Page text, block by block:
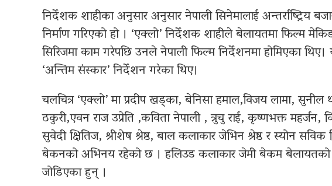
निर्देशक शाहीका अनुसार अनुसार नेपाली सिनेमालाई अन्तर्राष्ट्रिय
निर्माण गरिएको हो । ‘एक्लो’ निर्देशक शाहीले बेलायतमा फिल्म
सिरिजमा काम गरेपछि उनले नेपाली फिल्म निर्देशनमा होमिएका थिए।
‘अन्तिम संस्कार’ निर्देशन गरेका थिए।
चलचित्र ‘एक्लो’ मा प्रदीप खड्का, बेनिसा हमाल,विजय लामा,
ठकुरी,एवन राज उप्रेति ,कविता नेपाली , त्रुचु राई, कृष्णभक्त महर्जन,
सुवेदी क्षितिज, श्रीशेष श्रेष्ठ, बाल कलाकार जेभिन श्रेष्ठ र स्योन
बेकनको अभिनय रहेको छ । हलिउड कलाकार जेमी बेकम बेलायतको
जोडिएका हुन् ।